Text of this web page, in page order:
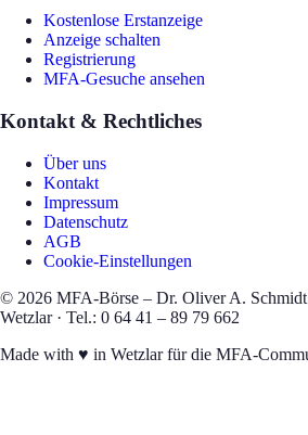
Kostenlose Erstanzeige
Anzeige schalten
Registrierung
MFA-Gesuche ansehen
Kontakt & Rechtliches
Über uns
Kontakt
Impressum
Datenschutz
AGB
Cookie-Einstellungen
© 2026 MFA-Börse – Dr. Oliver A. Schmidt
Wetzlar · Tel.: 0 64 41 – 89 79 662
Made with ♥ in Wetzlar für die MFA-